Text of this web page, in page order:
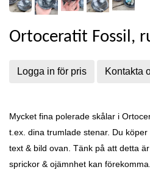
Ortoceratit Fossil,
Logga in för pris Kontakta
Mycket fina polerade skålar i
t.ex. dina trumlade stenar. Du
text & bild ovan. Tänk på att detta
sprickor & ojämnhet kan